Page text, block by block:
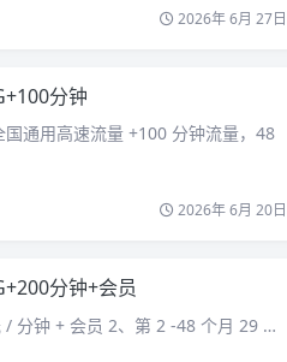
2026年 6月 27日
分钟
通用高速流量 +100 分钟流量，48
2026年 6月 20日
分钟+会员
分钟 + 会员 2、第 2 -48 个月 29 …